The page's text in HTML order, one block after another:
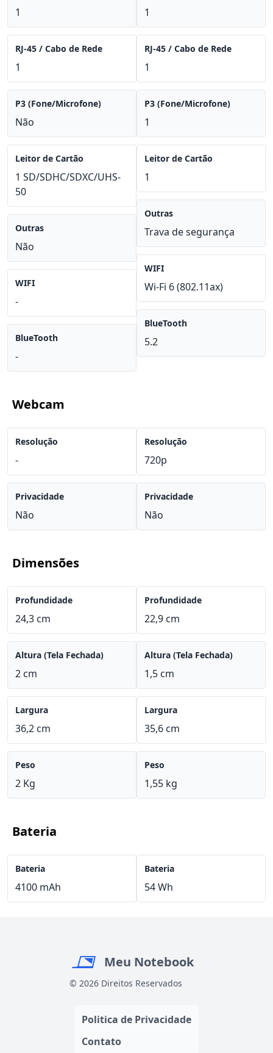
1
RJ-45 / Cabo de Rede
1
P3 (Fone/Microfone)
Não
Leitor de Cartão
1 SD/SDHC/SDXC/UHS-
50
Outras
Não
WIFI
-
BlueTooth
-
1
RJ-45 / Cabo de Rede
1
P3 (Fone/Microfone)
1
Leitor de Cartão
1
Outras
Trava de segurança
WIFI
Wi-Fi 6 (802.11ax)
BlueTooth
5.2
Webcam
Resolução
-
Privacidade
Não
Resolução
720p
Privacidade
Não
Dimensões
Profundidade
24,3 cm
Altura (Tela Fechada)
2 cm
Largura
36,2 cm
Peso
2 Kg
Profundidade
22,9 cm
Altura (Tela Fechada)
1,5 cm
Largura
35,6 cm
Peso
1,55 kg
Bateria
Bateria
4100 mAh
Bateria
54 Wh
Meu Notebook
© 2026 Direitos Reservados
Politica de Privacidade
Contato